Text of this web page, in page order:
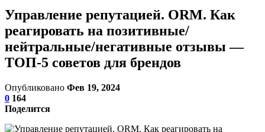
Управление репутацией. ORM. Как
реагировать на позитивные/
нейтральные/негативные отзывы —
ТОП-5 советов для брендов
Опубликовано Фев 19, 2024
0 164
Поделится